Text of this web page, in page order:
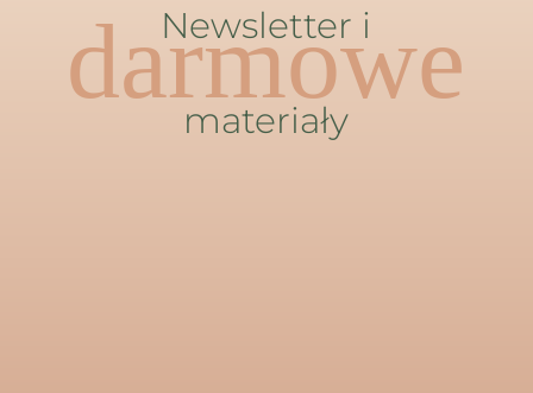
Newsletter i
darmowe
materiały